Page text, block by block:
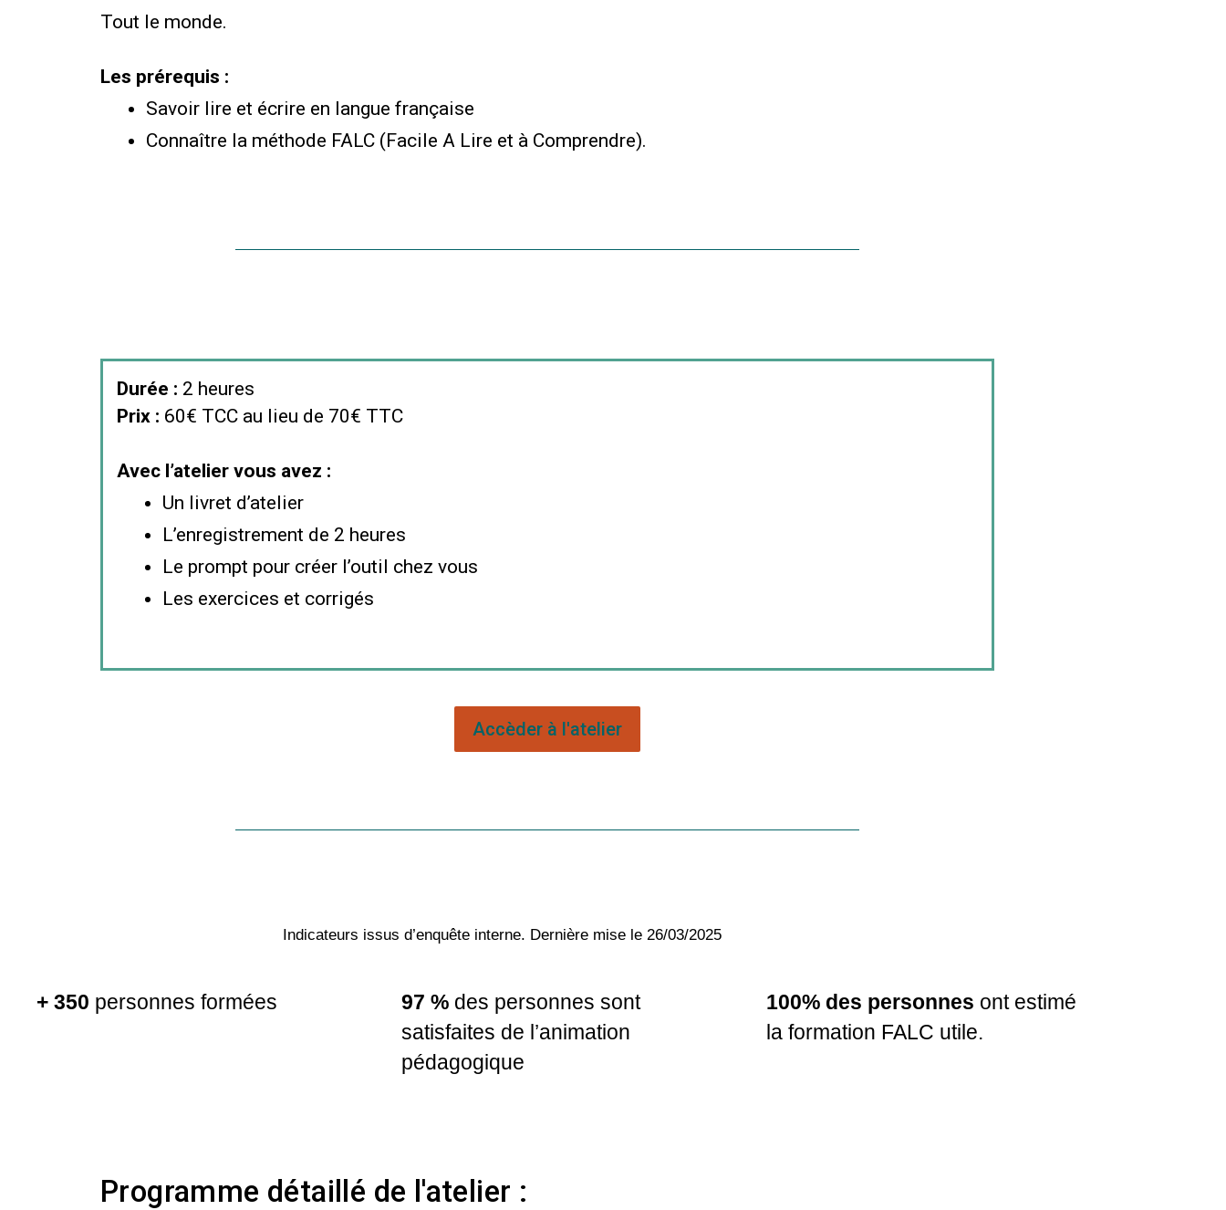
Tout le monde.
Les prérequis :
Savoir lire et écrire en langue française
Connaître la méthode FALC (Facile A Lire et à Comprendre).
Durée : 2 heures
Prix : 60€ TCC au lieu de 70€ TTC
Avec l’atelier vous avez :
Un livret d’atelier
L’enregistrement de 2 heures
Le prompt pour créer l’outil chez vous
Les exercices et corrigés
Accèder à l'atelier
Indicateurs issus d’enquête interne. Dernière mise le 26/03/2025
+ 350 personnes formées 97 %des personnes sont
satisfaites de l’animation
pédagogique
100% des personnes ont estimé
la formation FALC utile.
Programme détaillé de l'atelier :